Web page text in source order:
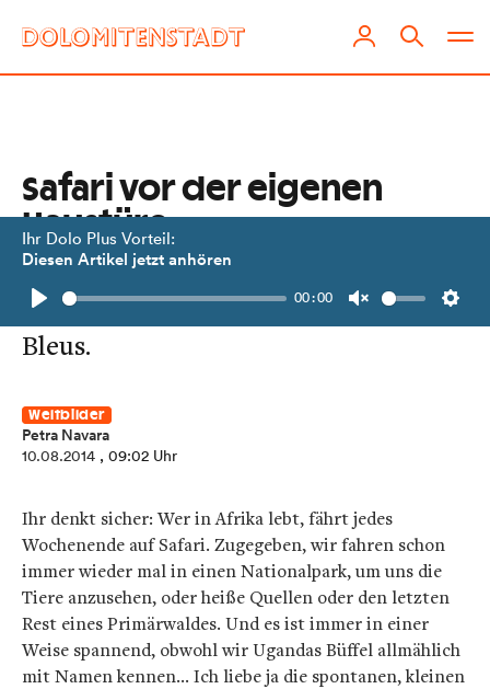
Ihr Dolo Plus Vorteil:
Diesen Artikel jetzt anhören
Play
00:00
Unmute
Safari vor der eigenen
Haustüre
Von Schmetterlingen, toten
Chamäleons und kleinen Cordon
Bleus.
Weltbilder
Petra Navara
10.08.2014 , 09:02 Uhr
Ihr denkt sicher: Wer in Afrika lebt, fährt jedes
Wochenende auf Safari. Zugegeben, wir fahren schon
immer wieder mal in einen Nationalpark, um uns die
Tiere anzusehen, oder heiße Quellen oder den letzten
Rest eines Primärwaldes. Und es ist immer in einer
Weise spannend, obwohl wir Ugandas Büffel allmählich
mit Namen kennen… Ich liebe ja die spontanen, kleinen